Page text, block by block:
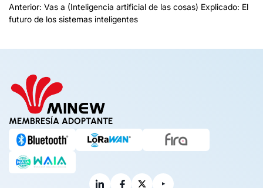
Anterior: Vas a (Inteligencia artificial de las cosas) Explicado: El
futuro de los sistemas inteligentes
MEMBRESÍA ADOPTANTE